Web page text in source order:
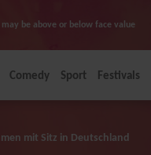
be above or below face value
Comedy Sport Festivals
mit Sitz in Deutschland